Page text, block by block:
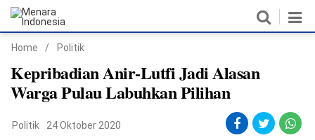
Home
Nasional
Politik
Home / Politik
Kepribadian Anir-Lutfi Jadi Alasan
Warga Pulau Labuhkan Pilihan
Politik
24 Oktober 2020